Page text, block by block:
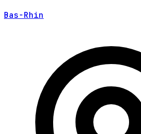
Bas-Rhin